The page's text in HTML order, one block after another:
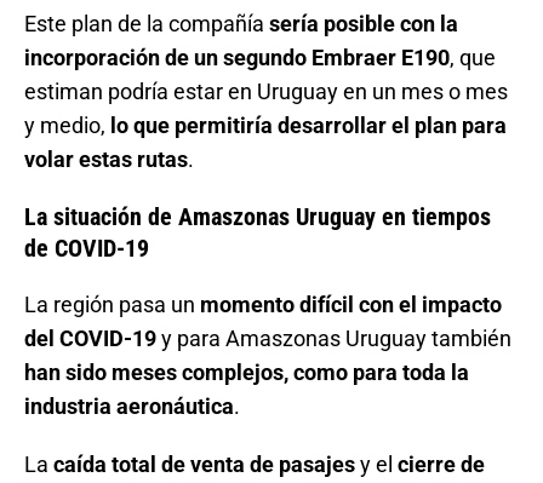
Este plan de la compañía sería posible con la
incorporación de un segundo Embraer E190, que
estiman podría estar en Uruguay en un mes o mes
y medio, lo que permitiría desarrollar el plan para
volar estas rutas.
La situación de Amaszonas Uruguay en tiempos
de COVID-19
La región pasa un momento difícil con el impacto
del COVID-19y para Amaszonas Uruguay también
han sido meses complejos, como para toda la
industria aeronáutica.
La caída total de venta de pasajesy el cierre de